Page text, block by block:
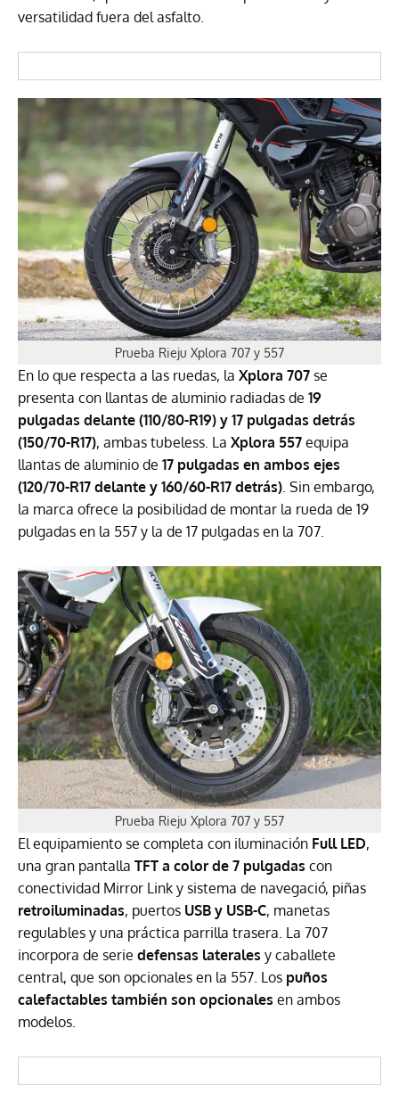
versatilidad fuera del asfalto.
Prueba Rieju Xplora 707 y 557
En lo que respecta a las ruedas, la Xplora 707 se
presenta con llantas de aluminio radiadas de 19
pulgadas delante (110/80-R19) y 17 pulgadas detrás
(150/70-R17), ambas tubeless. La Xplora 557 equipa
llantas de aluminio de 17 pulgadas en ambos ejes
(120/70-R17 delante y 160/60-R17 detrás). Sin embargo,
la marca ofrece la posibilidad de montar la rueda de 19
pulgadas en la 557 y la de 17 pulgadas en la 707.
Prueba Rieju Xplora 707 y 557
El equipamiento se completa con iluminación Full LED,
una gran pantalla TFT a color de 7 pulgadas con
conectividad Mirror Link y sistema de navegació, piñas
retroiluminadas, puertos USB y USB-C, manetas
regulables y una práctica parrilla trasera. La 707
incorpora de serie defensas laterales y caballete
central, que son opcionales en la 557. Los puños
calefactables también son opcionales en ambos
modelos.